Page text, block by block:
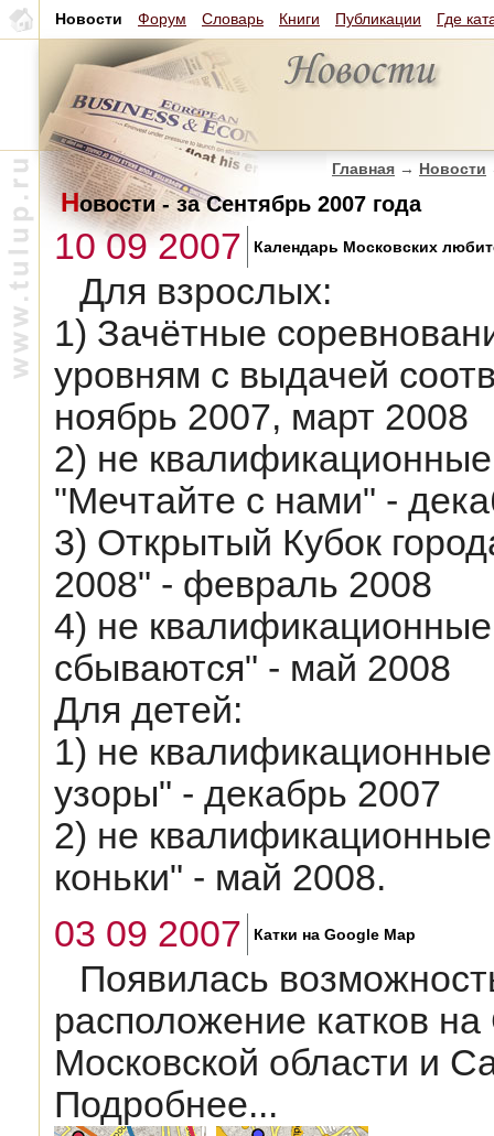
Новости Форум Словарь Книги Публикации Где
Главная → Новости
Новости - за Сентябрь 2007 года
10 09 2007 Календарь Московских
Для взрослых:
1) Зачётные
уровням с выдачей
ноябрь 2007, март 2008
2) не
"Мечтайте с нами" -
3) Открытый Кубок
2008" - февраль 2008
4) не
сбываются" - май 2008
Для детей:
1) не
узоры" - декабрь 2007
2) не
коньки" - май 2008.
03 09 2007
Катки на Google Map
Появилась
расположение катков
Московской области и
Подробнее...